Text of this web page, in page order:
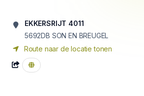
EKKERSRIJT 4011
5692DB SON EN BREUGEL
Route naar de locatie tonen